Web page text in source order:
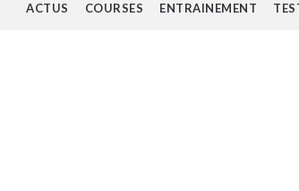
ACTUS COURSES ENTRAINEMENT